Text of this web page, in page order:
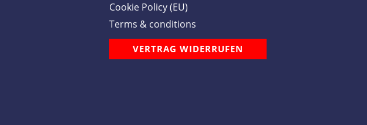
Cookie Policy (EU)
Terms & conditions
VERTRAG WIDERRUFEN